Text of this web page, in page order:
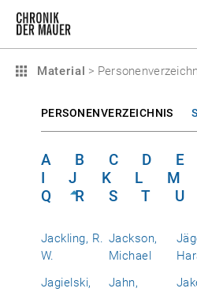
Material >
PERSONENVERZEICHNIS
A B C D E
I
J K L M
Q
R S T U
Jackling, R.
W.
Jackson,
Michael
Jagielski,
Jahn,